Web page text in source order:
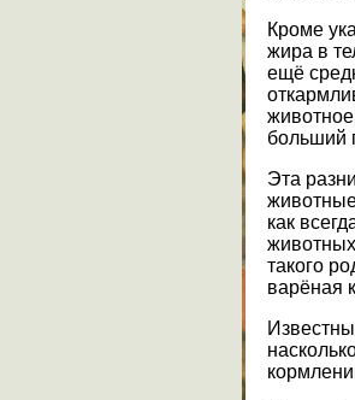
Кроме
жира в
ещё
больший
Эта
как
такого
варёная